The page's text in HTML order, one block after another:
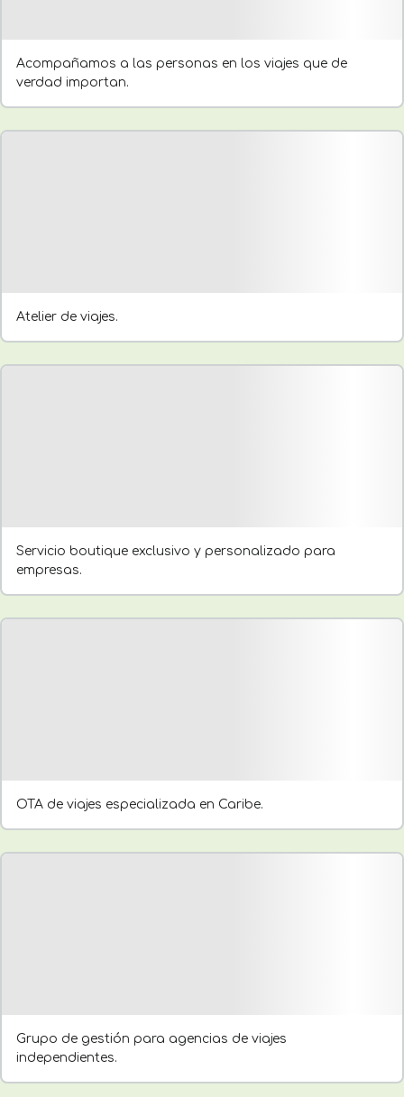
Acompañamos a las personas en los viajes que de
verdad importan.
Atelier de viajes.
Servicio boutique exclusivo y personalizado para
empresas.
OTA de viajes especializada en Caribe.
Grupo de gestión para agencias de viajes
independientes.